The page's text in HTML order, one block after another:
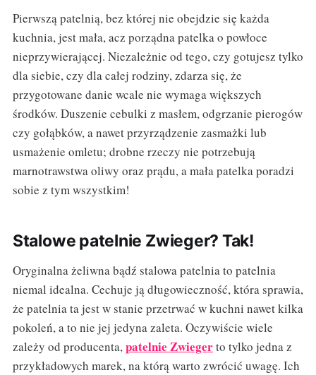
Pierwszą patelnią, bez której nie obejdzie się każda
kuchnia, jest mała, acz porządna patelka o powłoce
nieprzywierającej. Niezależnie od tego, czy gotujesz tylko
dla siebie, czy dla całej rodziny, zdarza się, że
przygotowane danie wcale nie wymaga większych
środków. Duszenie cebulki z masłem, odgrzanie pierogów
czy gołąbków, a nawet przyrządzenie zasmażki lub
usmażenie omletu; drobne rzeczy nie potrzebują
marnotrawstwa oliwy oraz prądu, a mała patelka poradzi
sobie z tym wszystkim!
Stalowe patelnie Zwieger? Tak!
Oryginalna żeliwna bądź stalowa patelnia to patelnia
niemal idealna. Cechuje ją długowieczność, która sprawia,
że patelnia ta jest w stanie przetrwać w kuchni nawet kilka
pokoleń, a to nie jej jedyna zaleta. Oczywiście wiele
zależy od producenta,patelnie Zwiegerto tylko jedna z
przykładowych marek, na którą warto zwrócić uwagę. Ich